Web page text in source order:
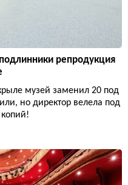
репродукция
музей заменил 20 под
но директор велела под